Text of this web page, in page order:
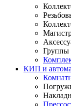
Группы
КИП и